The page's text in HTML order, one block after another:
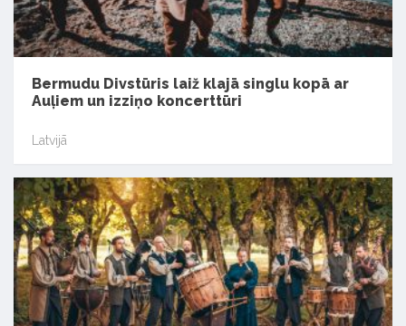
Bermudu Divstūris laiž klajā singlu kopā ar
Auļiem un izziņo koncerttūri
Latvijā